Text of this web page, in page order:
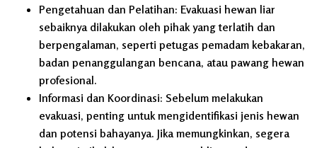
Pengetahuan dan Pelatihan: Evakuasi hewan liar
sebaiknya dilakukan oleh pihak yang terlatih dan
berpengalaman, seperti petugas pemadam kebakaran,
badan penanggulangan bencana, atau pawang hewan
profesional.
Informasi dan Koordinasi: Sebelum melakukan
evakuasi, penting untuk mengidentifikasi jenis hewan
dan potensi bahayanya. Jika memungkinkan, segera